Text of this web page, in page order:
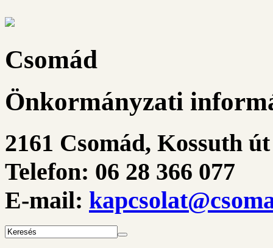
Csomád
Önkormányzati
2161 Csomád, Kossuth
Telefon: 06 28 366 077
E-mail: